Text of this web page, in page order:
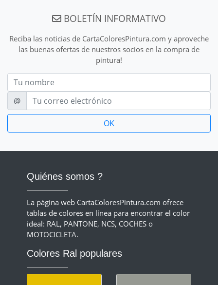
BOLETÍN INFORMATIVO
Reciba las noticias de CartaColoresPintura.com y aproveche
las buenas ofertas de nuestros socios en la compra de
pintura!
Nom
E-mail
@
Quiénes somos ?
La página web CartaColoresPintura.com ofrece
tablas de colores en línea para encontrar el color
ideal: RAL, PANTONE, NCS, COCHES o
MOTOCICLETA.
Colores Ral populares